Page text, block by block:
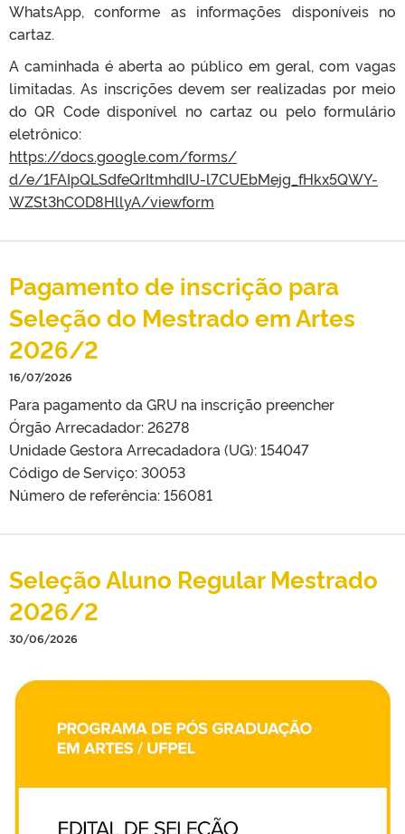
WhatsApp, conforme as informações disponíveis no
cartaz.
A caminhada é aberta ao público em geral, com vagas
limitadas. As inscrições devem ser realizadas por meio
do QR Code disponível no cartaz ou pelo formulário
eletrônico:
https://docs.google.com/forms/
d/e/1FAIpQLSdfeQrItmhdIU-l7CUEbMejg_fHkx5QWY-
WZSt3hCOD8HllyA/viewform
Pagamento de inscrição para
Seleção do Mestrado em Artes
2026/2
16/07/2026
Para pagamento da GRU na inscrição preencher
Órgão Arrecadador: 26278
Unidade Gestora Arrecadadora (UG): 154047
Código de Serviço: 30053
Número de referência: 156081
Seleção Aluno Regular Mestrado
2026/2
30/06/2026